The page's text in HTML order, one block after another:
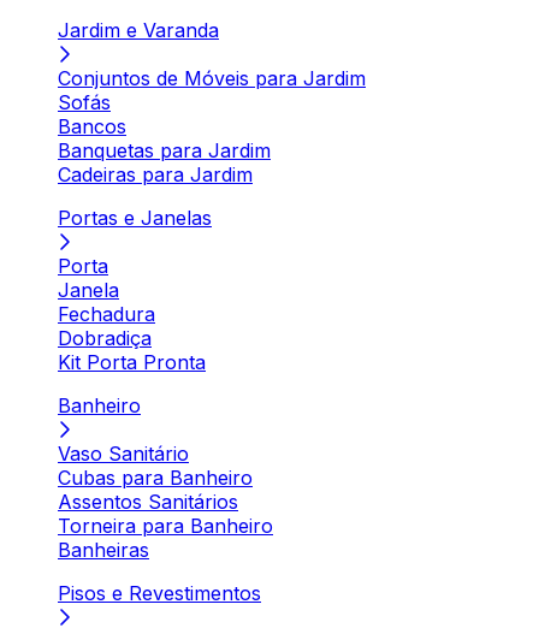
Jardim e Varanda
Conjuntos de Móveis para Jardim
Sofás
Bancos
Banquetas para Jardim
Cadeiras para Jardim
Portas e Janelas
Porta
Janela
Fechadura
Dobradiça
Kit Porta Pronta
Banheiro
Vaso Sanitário
Cubas para Banheiro
Assentos Sanitários
Torneira para Banheiro
Banheiras
Pisos e Revestimentos